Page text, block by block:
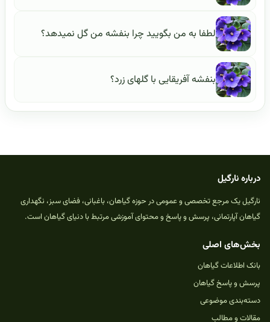
لطفا به من بگویید چرا بنفشه من گل نمیدهد؟
بنفشه آفریقایی با گلهای زرد؟
درباره نارگیل
نارگیل یک مرجع تخصصی و عمومی در حوزه گیاهان، باغبانی، فضای سبز، نگهداری
گیاهان آپارتمانی، پرسش و پاسخ و محتوای آموزشی مرتبط با دنیای گیاهان است.
بخش‌های اصلی
بانک اطلاعات گیاهان
پرسش و پاسخ گیاهان
دسته‌بندی موضوعی
مقالات و مطالب